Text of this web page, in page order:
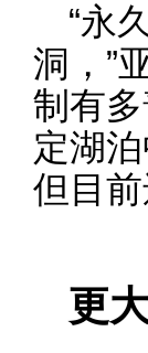
“永
洞，”
制有
定湖
但目
更